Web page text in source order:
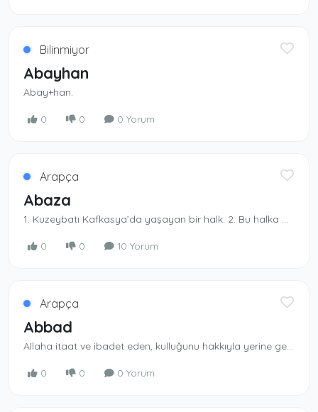
Bilinmiyor
Abayhan
Abay+han.
0 0 0 Yorum
Arapça
Abaza
1. Kuzeybatı Kafkasya’da yaşayan bir halk. 2. Bu halka mensup olan kimse. 3. Karaçay-Çerkes Özerk bölgesinde yaşayan müslüman bir halk. - Abaza Hasan Paşa, Os­manlı vezirlerinden.
0 0 10 Yorum
Arapça
Abbad
Allaha itaat ve ibadet eden, kulluğunu hakkıyla yeri­ne getiren. Yasaklarından kaçınan. -Abbad b. Bişr. Ashab dan.
0 0 0 Yorum